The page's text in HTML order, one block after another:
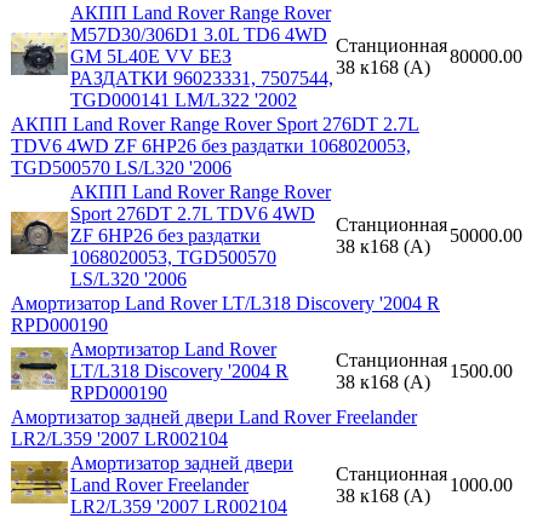
АКПП Land Rover Range Rover
M57D30/306D1 3.0L TD6 4WD
GM 5L40E VV БЕЗ
РАЗДАТКИ 96023331, 7507544,
TGD000141 LM/L322 '2002
Станционная
38 к168 (A)
80000.00
АКПП Land Rover Range Rover Sport 276DT 2.7L
TDV6 4WD ZF 6HP26 без раздатки 1068020053,
TGD500570 LS/L320 '2006
АКПП Land Rover Range Rover
Sport 276DT 2.7L TDV6 4WD
ZF 6HP26 без раздатки
1068020053, TGD500570
LS/L320 '2006
Станционная
38 к168 (A)
50000.00
Амортизатор Land Rover LT/L318 Discovery '2004 R
RPD000190
Амортизатор Land Rover
LT/L318 Discovery '2004 R
RPD000190
Станционная
38 к168 (A)
1500.00
Амортизатор задней двери Land Rover Freelander
LR2/L359 '2007 LR002104
Амортизатор задней двери
Land Rover Freelander
LR2/L359 '2007 LR002104
Станционная
38 к168 (A)
1000.00